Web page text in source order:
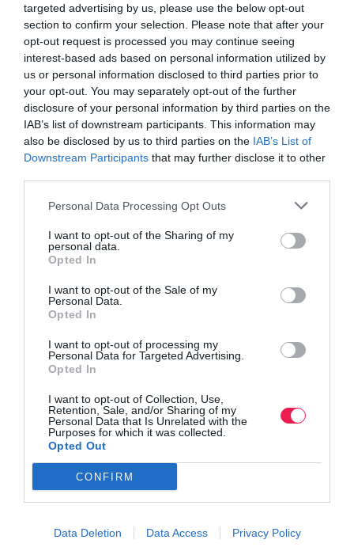
targeted advertising by us, please use the below opt-out
section to confirm your selection. Please note that after your
opt-out request is processed you may continue seeing
interest-based ads based on personal information utilized by
us or personal information disclosed to third parties prior to
your opt-out. You may separately opt-out of the further
disclosure of your personal information by third parties on the
IAB’s list of downstream participants. This information may
also be disclosed by us to third parties on the IAB’s List of
Downstream Participants that may further disclose it to other
Personal Data Processing Opt Outs
I want to opt-out of the Sharing of my
personal data.
Opted In
I want to opt-out of the Sale of my
Personal Data.
Opted In
I want to opt-out of processing my
Personal Data for Targeted Advertising.
Opted In
I want to opt-out of Collection, Use,
Retention, Sale, and/or Sharing of my
Personal Data that Is Unrelated with the
Purposes for which it was collected.
Opted Out
CONFIRM
Data Deletion Data Access Privacy Policy
Iουλιάννα Ρούσσου: Με στόχο τον τελικό κι ένα
μεγάλο ρε…
Δείτε περισσότερα